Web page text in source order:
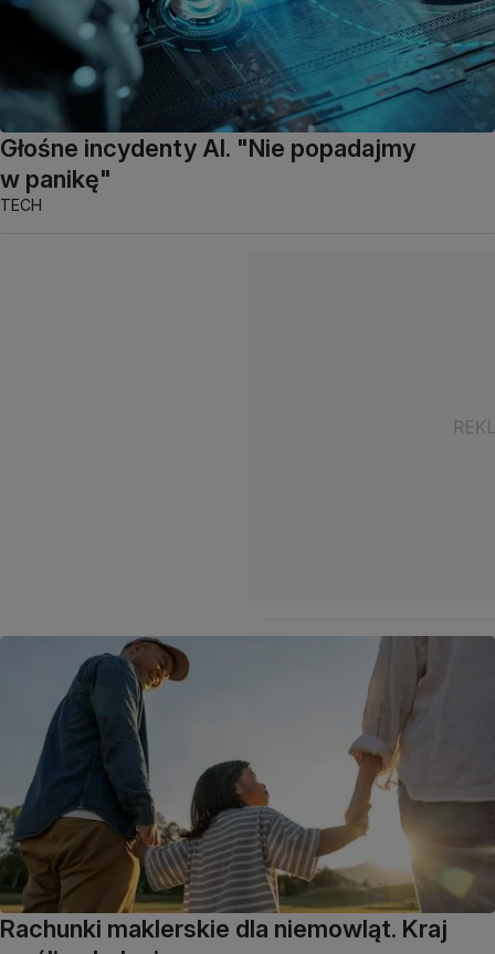
Głośne incydenty AI. "Nie popadajmy
w panikę"
TECH
Rachunki maklerskie dla niemowląt. Kraj